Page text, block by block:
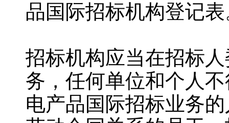
品国际招标机构登记
招标机构应当在招标
务，任何单位和个人
电产品国际招标业务